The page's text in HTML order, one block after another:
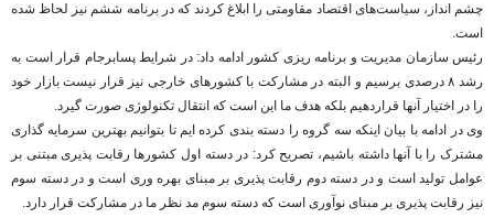
چشم انداز، سیاست‌های اقتصاد مقاومتی را ابلاغ کردند که در برنامه ششم نیز لحاظ شده
است.
رئیس سازمان مدیریت و برنامه ریزی کشور ادامه داد: در شرایط پسابرجام قرار است به
رشد ۸ درصدی برسیم و البته در مشارکت با کشورهای خارجی نیز قرار نیست بازار خود
را در اختیار آنها قراردهیم بلکه هدف ما این است که انتقال تکنولوژی صورت گیرد.
وی در ادامه با بیان اینکه سه گروه را دسته بندی کرده ایم تا بتوانیم بهترین سرمایه گذاری
مشترک را با آنها داشته باشیم، تصریح کرد: در دسته اول کشورها رقابت پذیری مبتنی بر
عوامل تولید است و در دسته دوم رقابت پذیری بر مبنای بهره وری است و در دسته سوم
نیز رقابت پذیری بر مبنای نوآوری است که دسته سوم مد نظر ما در مشارکت قرار دارد.